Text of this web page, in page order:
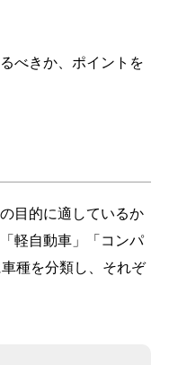
べきか、ポイントを
目的に適しているか
軽自動車」「コンパ
種を分類し、それぞ